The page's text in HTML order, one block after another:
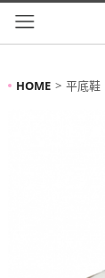
HOME 平底鞋